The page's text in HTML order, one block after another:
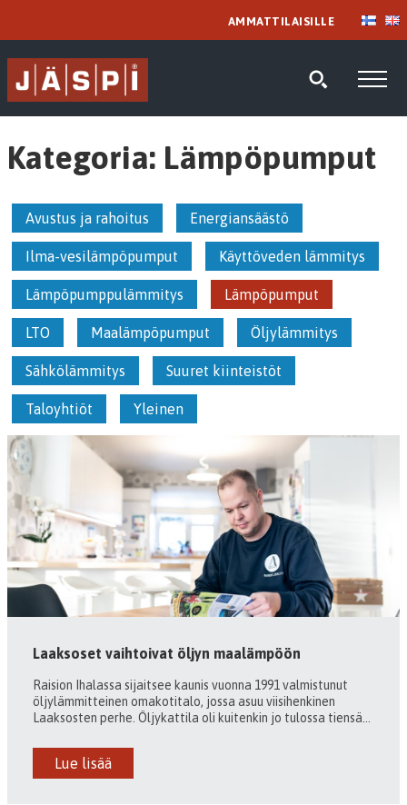
AMMATTILAISILLE
Kategoria: Lämpöpumput
Avustus ja rahoitus Energiansäästö
Ilma-vesilämpöpumput Käyttöveden lämmitys
Lämpöpumppulämmitys Lämpöpumput
LTO Maalämpöpumput Öljylämmitys
Sähkölämmitys Suuret kiinteistöt
Taloyhtiöt Yleinen
Laaksoset vaihtoivat öljyn maalämpöön
Raision Ihalassa sijaitsee kaunis vuonna 1991 valmistunut
öljylämmitteinen omakotitalo, jossa asuu viisihenkinen
Laaksosten perhe. Öljykattila oli kuitenkin jo tulossa tiensä...
Lue lisää